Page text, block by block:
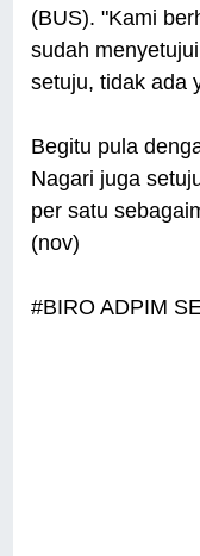
(BUS). "Kami
sudah
setuju, tidak ada
Begitu pula
Nagari juga
per satu
(nov)
#BIRO ADPIM